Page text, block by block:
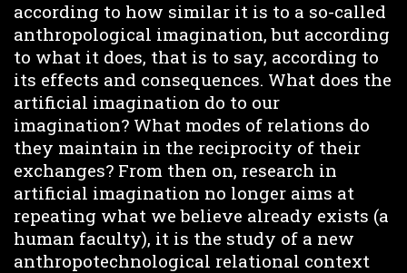
according to how similar it is to a so-called
anthropological imagination, but according
to what it does, that is to say, according to
its effects and consequences. What does the
artificial imagination do to our
imagination? What modes of relations do
they maintain in the reciprocity of their
exchanges? From then on, research in
artificial imagination no longer aims at
repeating what we believe already exists (a
human faculty), it is the study of a new
anthropotechnological relational context